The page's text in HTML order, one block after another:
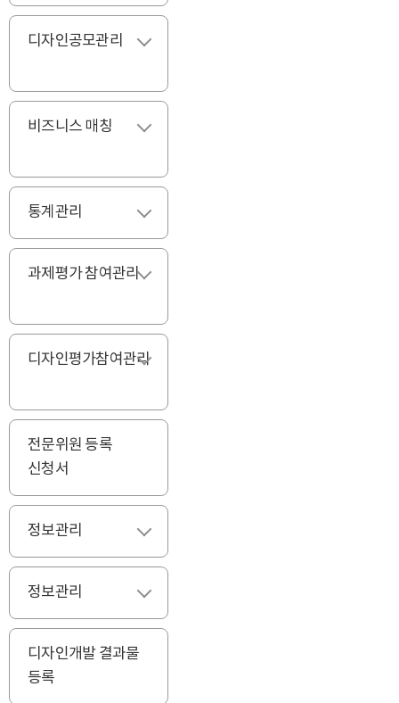
디자인공모관리
비즈니스 매칭
통계관리
과제평가 참여관리
디자인평가참여관리
전문위원 등록
신청서
정보관리
정보관리
디자인개발 결과물
등록